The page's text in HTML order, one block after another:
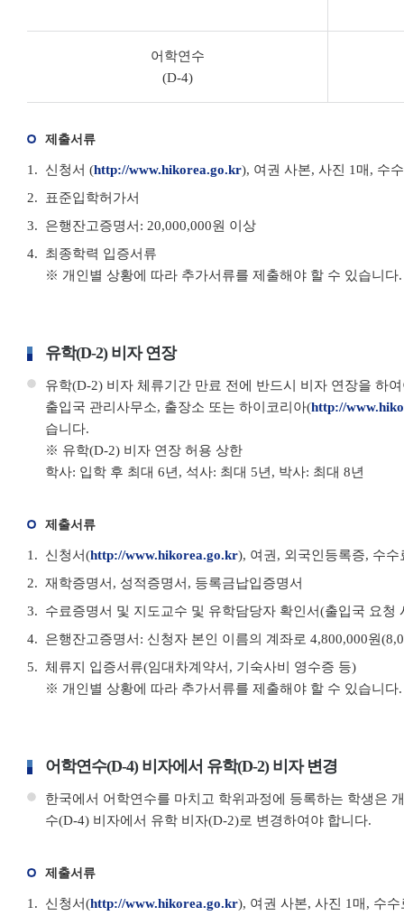
어학연수
(D-4)
제출서류
신청서 (http://www.hikorea.go.kr), 여권 사본, 사진 1매, 수
표준입학허가서
은행잔고증명서: 20,000,000원 이상
최종학력 입증서류
※ 개인별 상황에 따라 추가서류를 제출해야 할 수 있습니다.
유학(D-2) 비자 연장
유학(D-2) 비자 체류기간 만료 전에 반드시 비자 연장을 하
출입국 관리사무소, 출장소 또는 하이코리아(http://
습니다.
※ 유학(D-2) 비자 연장 허용 상한
학사: 입학 후 최대 6년, 석사: 최대 5년, 박사: 최대 8년
제출서류
신청서(http://www.hikorea.go.kr), 여권, 외국인등록증, 수수
재학증명서, 성적증명서, 등록금납입증명서
수료증명서 및 지도교수 및 유학담당자 확인서(출입국 요청
은행잔고증명서: 신청자 본인 이름의 계좌로 4,800,000원
체류지 입증서류(임대차계약서, 기숙사비 영수증 등)
※ 개인별 상황에 따라 추가서류를 제출해야 할 수 있습니다.
어학연수(D-4) 비자에서 유학(D-2) 비자 변경
한국에서 어학연수를 마치고 학위과정에 등록하는 학생은
수(D-4) 비자에서 유학 비자(D-2)로 변경하여야 합니다.
제출서류
신청서(http://www.hikorea.go.kr), 여권 사본, 사진 1매, 수수